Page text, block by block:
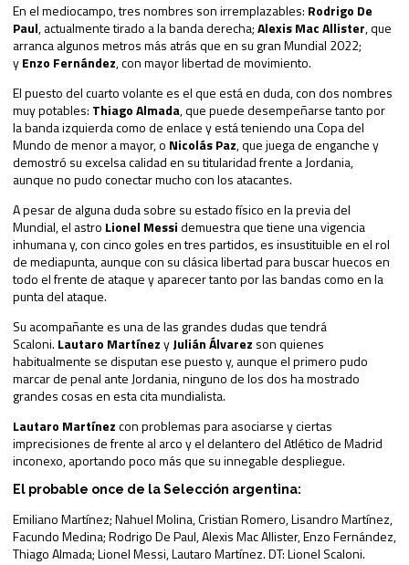
En el mediocampo, tres nombres son irremplazables: Rodrigo De
Paul, actualmente tirado a la banda derecha;Alexis Mac Allister, que
arranca algunos metros más atrás que en su gran Mundial 2022;
yEnzo Fernández, con mayor libertad de movimiento.
El puesto del cuarto volante es el que está en duda, con dos nombres
muy potables: Thiago Almada, que puede desempeñarse tanto por
la banda izquierda como de enlace y está teniendo una Copa del
Mundo de menor a mayor, o Nicolás Paz, que juega de enganche y
demostró su excelsa calidad en su titularidad frente a Jordania,
aunque no pudo conectar mucho con los atacantes.
A pesar de alguna duda sobre su estado físico en la previa del
Mundial, el astro Lionel Messidemuestra que tiene una vigencia
inhumana y, con cinco goles en tres partidos, es insustituible en el rol
de mediapunta, aunque con su clásica libertad para buscar huecos en
todo el frente de ataque y aparecer tanto por las bandas como en la
punta del ataque.
Su acompañante es una de las grandes dudas que tendrá
Scaloni. Lautaro MartínezyJulián Álvarez son quienes
habitualmente se disputan ese puesto y, aunque el primero pudo
marcar de penal ante Jordania, ninguno de los dos ha mostrado
grandes cosas en esta cita mundialista.
Lautaro Martínezcon problemas para asociarse y ciertas
imprecisiones de frente al arco y el delantero del Atlético de Madrid
inconexo, aportando poco más que su innegable despliegue.
El probable once de la Selección argentina:
Emiliano Martínez; Nahuel Molina, Cristian Romero, Lisandro Martínez,
Facundo Medina; Rodrigo De Paul, Alexis Mac Allister, Enzo Fernández,
Thiago Almada; Lionel Messi, Lautaro Martínez. DT: Lionel Scaloni.